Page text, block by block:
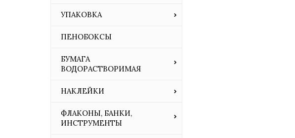
УПАКОВКА
ПЕНОБОКСЫ
БУМАГА
ВОДОРАСТВОРИМАЯ
НАКЛЕЙКИ
ФЛАКОНЫ, БАНКИ,
ИНСТРУМЕНТЫ